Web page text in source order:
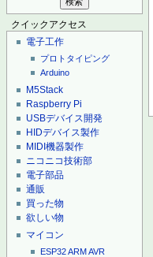
クイックアクセス
電子工作
プロトタイピング
Arduino
M5Stack
Raspberry Pi
USBデバイス開発
HIDデバイス製作
MIDI機器製作
ニコニコ技術部
電子部品
通販
買った物
欲しい物
マイコン
ESP32ARMAVR